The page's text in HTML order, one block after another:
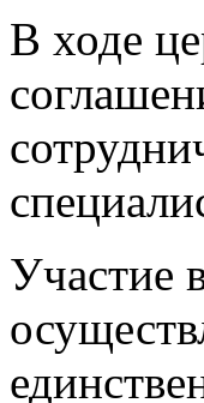
В ходе
Участие